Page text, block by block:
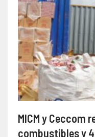
MICM y Ceccom
combustibles y